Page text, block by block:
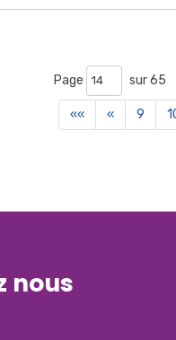
Page sur 65
«« « 9
nous